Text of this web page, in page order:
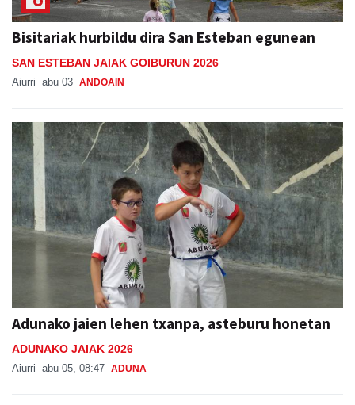
Bisitariak hurbildu dira San Esteban egunean
SAN ESTEBAN JAIAK GOIBURUN 2026
Aiurri abu 03 ANDOAIN
Adunako jaien lehen txanpa, asteburu honetan
ADUNAKO JAIAK 2026
Aiurri abu 05, 08:47 ADUNA